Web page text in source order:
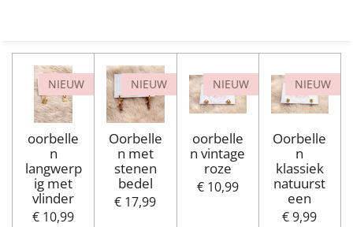
NIEUW
oorbelle
n
langwerp
ig met
vlinder
€ 10,99
NIEUW
Oorbelle
n met
stenen
bedel
€ 17,99
NIEUW
oorbelle
n vintage
roze
€ 10,99
NIEUW
Oorbelle
n
klassiek
natuurst
een
€ 9,99